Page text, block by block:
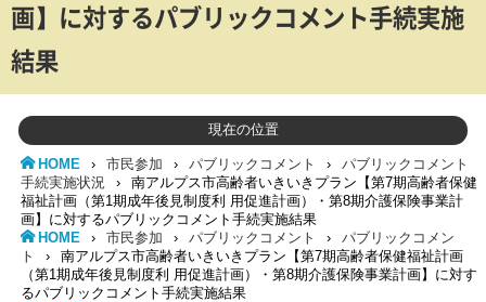
画】に対するパブリックコメント手続実施
結果
現在の位置
HOME › 市民参加 › パブリックコメント ›
パブリックコメント
手続実施状況
›
南アルプス市高齢者いきいきプラン【第7期高齢者保健
福祉計画（第1期成年後見制度利 用促進計画）・第8期介護保険事業計
画】に対するパブリックコメント手続実施結果
HOME
› 市民参加 › パブリックコメント ›
パブリックコメン
ト
›
南アルプス市高齢者いきいきプラン【第7期高齢者保健福祉計画
（第1期成年後見制度利 用促進計画）・第8期介護保険事業計画】に対す
るパブリックコメント手続実施結果